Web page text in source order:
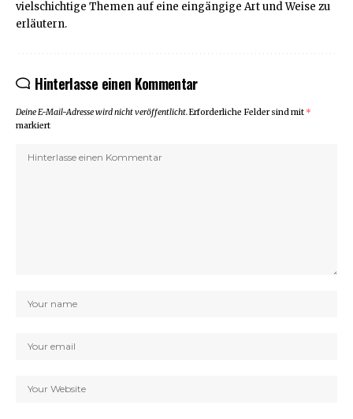
vielschichtige Themen auf eine eingängige Art und Weise zu
erläutern.
Hinterlasse einen Kommentar
Deine E-Mail-Adresse wird nicht veröffentlicht.Erforderliche Felder sind mit *
markiert